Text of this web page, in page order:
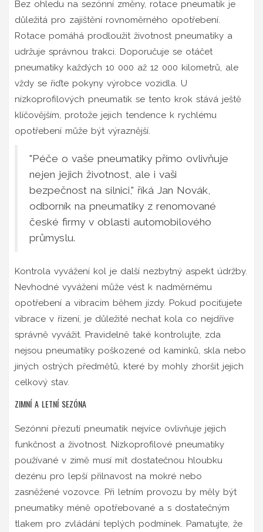
Bez ohledu na sezónní změny, rotace pneumatik je
důležitá pro zajištění rovnoměrného opotřebení.
Rotace pomáhá prodloužit životnost pneumatiky a
udržuje správnou trakci. Doporučuje se otáčet
pneumatiky každých 10 000 až 12 000 kilometrů, ale
vždy se řiďte pokyny výrobce vozidla. U
nízkoprofilových pneumatik se tento krok stává ještě
klíčovějším, protože jejich tendence k rychlému
opotřebení může být výraznější.
"Péče o vaše pneumatiky přímo ovlivňuje
nejen jejich životnost, ale i vaši
bezpečnost na silnici," říká Jan Novák,
odborník na pneumatiky z renomované
české firmy v oblasti automobilového
průmyslu.
Kontrola vyvážení kol je další nezbytný aspekt údržby.
Nevhodné vyvážení může vést k nadměrnému
opotřebení a vibracím během jízdy. Pokud pociťujete
vibrace v řízení, je důležité nechat kola co nejdříve
správně vyvážit. Pravidelně také kontrolujte, zda
nejsou pneumatiky poškozené od kamínků, skla nebo
jiných ostrých předmětů, které by mohly zhoršit jejich
celkový stav.
ZIMNÍ A LETNÍ SEZÓNA
Sezónní přezutí pneumatik nejvíce ovlivňuje jejich
funkčnost a životnost. Nízkoprofilové pneumatiky
používané v zimě musí mít dostatečnou hloubku
dezénu pro lepší přilnavost na mokré nebo
zasněžené vozovce. Při letním provozu by měly být
pneumatiky méně opotřebované a s dostatečným
tlakem pro zvládání teplých podmínek. Pamatujte, že